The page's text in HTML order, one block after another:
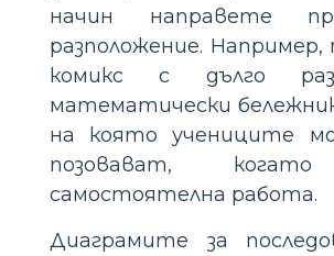
начин направете
разположение.
комикс с дълго
математически
на която учениците
позовават,
самостоятелна работа.
Диаграмите за